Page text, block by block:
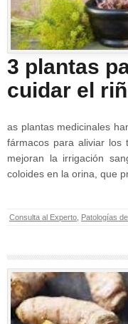
3 plantas
cuidar el
as plantas medicinales
fármacos para aliviar los
mejoran la irrigación
coloides en la orina, que
Consulta al Experto Patologías